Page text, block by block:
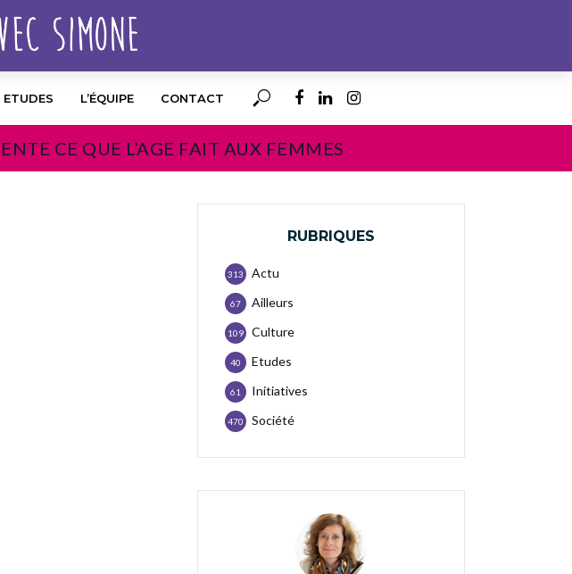
ETUDES L’ÉQUIPE CONTACT
CE QUE L’AGE FAIT AUX FEMMES
RUBRIQUES
Actu
313
Ailleurs
67
Culture
109
Etudes
40
Initiatives
61
Société
470